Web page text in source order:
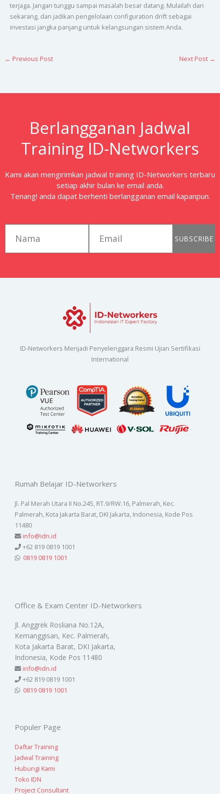
terjaga. Jangan tunggu sampai masalah besar datang. Mulailah dari
sekarang, dan jadikan pengelolaan configuration drift sebagai
investasi jangka panjang untuk kelangsungan sistem Anda.
← Previous Post Next Post →
Berlangganan Jadwal
Training ID-Networkers
Kami akan mengirimkan jadwal training ID-Networkers terbaru
setiap akhir bulan ke email anda.
Tenang! anda dapat berhenti berlangganan email kapanpun.
SUBSCRIBE
ID-Networkers Menjadi Penyelenggara Resmi Ujian Sertifikasi
International
Rumah Belajar ID-Networkers
Jl. Pal Merah Utara II No.245, RT.9/RW.16, Palmerah, Kec.
Palmerah, Kota Jakarta Barat, DKI Jakarta, Indonesia, Kode Pos
11480
info@idn.id
+62 819 0819 1001
0819 0819 1001
Office & Exam Center ID-Networkers
Jl. Anggrek Rosliana No.12A,
Kemanggisan, Kec. Palmerah,
Kota Jakarta Barat, DKI Jakarta,
Indonesia, Kode Pos 11480
info@idn.id
+62 819 0819 1001
0819 0819 1001
Populer Page
Daftar Training
Jadwal Training
Hubungi Kami
Toko IDN
Project Consultant